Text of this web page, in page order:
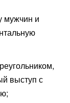
мужчин и
выступ с